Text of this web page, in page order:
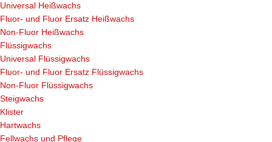
Universal Heißwachs
Fluor- und Fluor Ersatz Heißwachs
Non-Fluor Heißwachs
Flüssigwachs
Universal Flüssigwachs
Fluor- und Fluor Ersatz Flüssigwachs
Non-Fluor Flüssigwachs
Steigwachs
Klister
Hartwachs
Fellwachs und Pflege